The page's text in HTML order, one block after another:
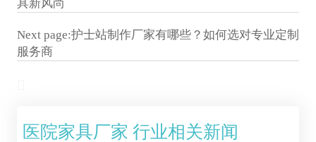
具新风尚
Next page:护士站制作厂家有哪些？如何选对专业定制
服务商
医院家具厂家 行业相关新闻